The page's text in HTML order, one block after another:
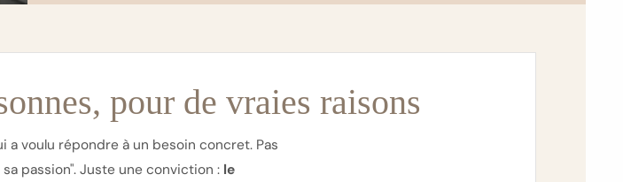
pour de vraies raisons
a voulu répondre à un besoin concret. Pas
passion". Juste une conviction : le